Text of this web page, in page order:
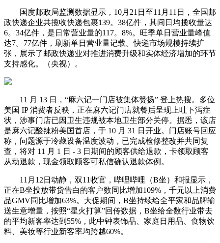
国度邮政局监测数据显示，10月21日至11月11日，全国邮
政快递企业共揽收快递包裹139。38亿件，其间日均揽收量达
6。34亿件，是日常营业量的117。8%。旺季单日营业量峰值
达7。77亿件，刷新单日营业量记载。快递市场规模持续扩
张，展示了邮政快递业对推进消费升级和实体经济增加的环节
支持感化。（央视）。
11 月 13 日，“麻六记一门店被集体赞扬” 登上热搜。多位
美国 IP 消费者反映，正在麻六记门店就餐后呈现上吐下泻症
状，涉事门店已因卫生违规被本地卫生部分关停。据悉，该店
是麻六记酸辣粉美国首店，于 10 月 31 日开业。门店账号回应
称，问题源于冷藏设备温度波动，已完成检修整改并共同复
查，将对 11 月 1 日 - 3 日期间的顾客供给退款，卡领取顾客
从动退款，现金领取顾客可私信确认退款体例。
11月12日动静，双11收官，哔哩哔哩（B坐）和报显示，
正在B坐投放带货告白的客户数同比增加109%，千元以上消费
品GMV同比增加63%。大促期间，B坐持续给全平家和品牌输
送生意增量，按照“星火打算”回传数据，B坐给全数行业带去
的平均新客率达到55%，此中钟表饰品、家庭日用品、食物饮
料、美妆等行业新客率均跨越60%。